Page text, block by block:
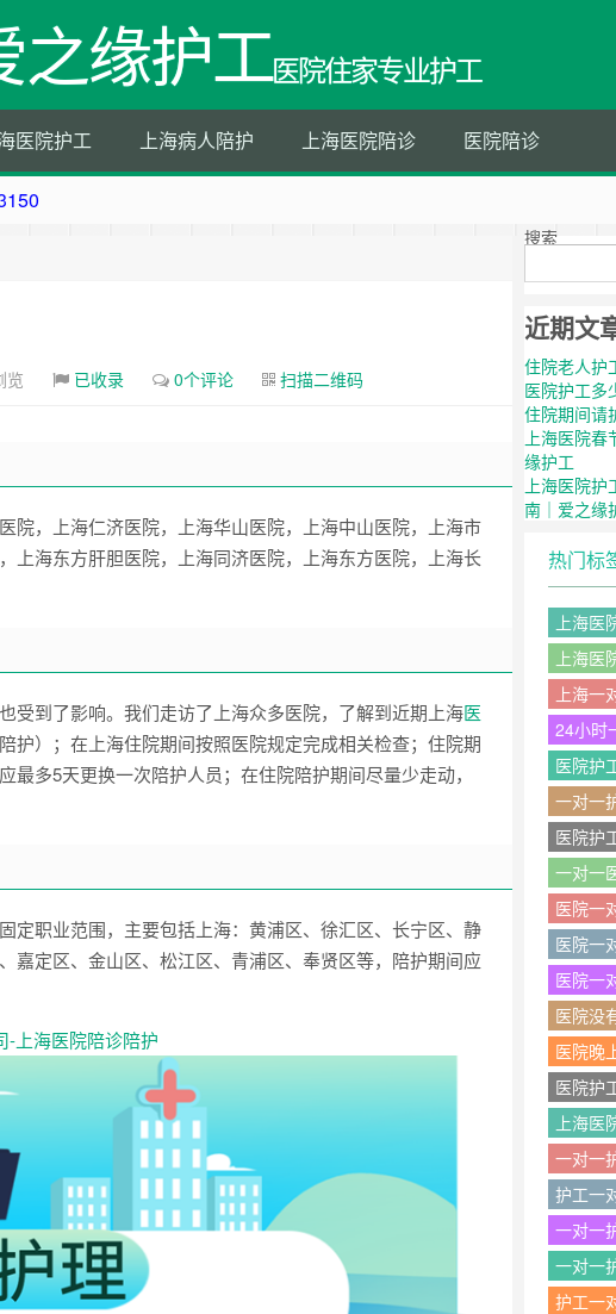
之缘护工医院住家专业护工
医院护工 上海病人陪护 上海医院陪诊 医院陪诊
览 已收录 0个评论 扫描二维码
院，上海仁济医院，上海华山医院，上海中山医院，上海市
上海东方肝胆医院，上海同济医院，上海东方医院，上海长
受到了影响。我们走访了上海众多医院，了解到近期上海医
护）；在上海住院期间按照医院规定完成相关检查；住院期
多5天更换一次陪护人员；在住院陪护期间尽量少走动，
定职业范围，主要包括上海：黄浦区、徐汇区、长宁区、静
嘉定区、金山区、松江区、青浦区、奉贤区等，陪护期间应
搜索
近期文
住院老人护
医院护工多
住院期间请
上海医院
缘护工
上海医院
南｜爱之缘
热门标
上海医
上海医
上海一
24小时
医院护
一对一
医院护
一对一
医院一
医院一
医院一
医院没
医院晚
医院护
上海医
一对一
护工一
一对一
一对一
护工一